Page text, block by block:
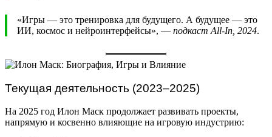
«Игры — это тренировка для будущего. А будущее — это
ИИ, космос и нейроинтерфейсы», — подкаст All-In, 2024.
Текущая деятельность (2023–2025)
На 2025 год Илон Маск продолжает развивать проекты,
напрямую и косвенно влияющие на игровую индустрию: